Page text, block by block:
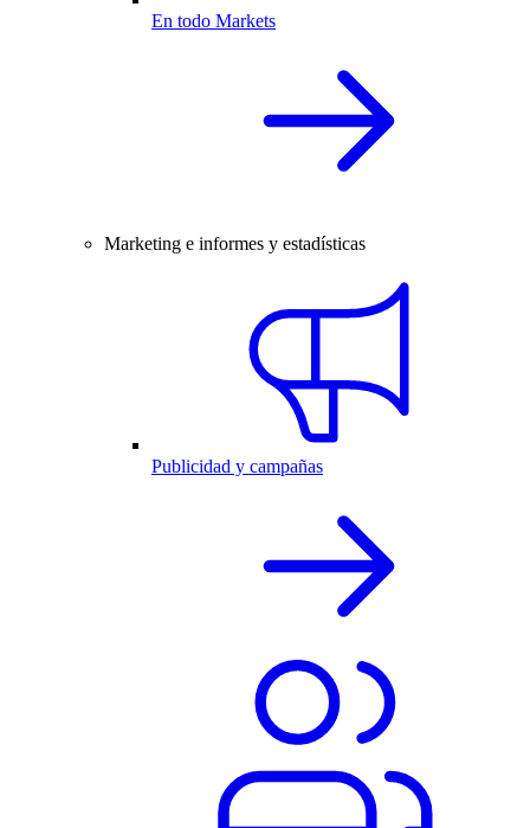
En todo Markets
Marketing e informes y estadísticas
Publicidad y campañas